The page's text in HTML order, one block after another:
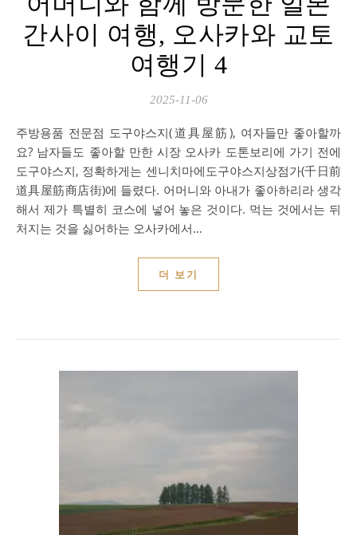
간사이 여행, 오사카와 교토
여행기 4
2025-11-06
주방용품 전문점 도구야스지(道具屋筋), 여자들만 좋아할까
요? 남자들도 좋아할 만한 시장 오사카 도톤보리에 가기 전에
도구야스지, 정확하게는 센니치마에도구야스지상점가(千日前
道具屋筋商店街)에 들렸다. 어머니와 아내가 좋아하리라 생각
해서 제가 특별히 코스에 넣어 놓은 것이다. 먹는 것에서는 뒤
처지는 것을 싫어하는 오사카에서…
더 보기